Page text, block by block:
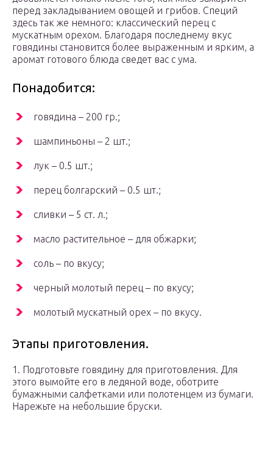
перед закладыванием овощей и грибов. Специй
здесь так же немного: классический перец с
мускатным орехом. Благодаря последнему вкус
говядины становится более выраженным и ярким, а
аромат готового блюда сведет вас с ума.
Понадобится:
говядина – 200 гр.;
шампиньоны – 2 шт.;
лук – 0.5 шт.;
перец болгарский – 0.5 шт.;
сливки – 5 ст. л.;
масло растительное – для обжарки;
соль – по вкусу;
черный молотый перец – по вкусу;
молотый мускатный орех – по вкусу.
Этапы приготовления.
1. Подготовьте говядину для приготовления. Для
этого вымойте его в ледяной воде, оботрите
бумажными салфетками или полотенцем из бумаги.
Нарежьте на небольшие бруски.